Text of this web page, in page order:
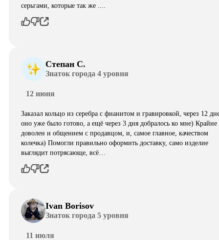
серьгами, которые так же ....
Степан С.
Знаток города 4 уровня
12 июня
Заказал кольцо из серебра с фианитом и гравировкой, через 12
оно уже было готово, а ещё через 3 дня добралось ко мне) Крайне
доволен и общением с продавцом, и, самое главное, качеством
колечка) Помогли правильно оформить доставку, само изделие
выглядит потрясающе, всë…
Ivan Borisov
Знаток города 5 уровня
11 июля